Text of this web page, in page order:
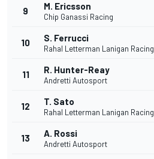
9 M. Ericsson
Chip Ganassi Racing
10 S. Ferrucci
Rahal Letterman Lanigan Racing
11 R. Hunter-Reay
Andretti Autosport
12 T. Sato
Rahal Letterman Lanigan Racing
13 A. Rossi
Andretti Autosport